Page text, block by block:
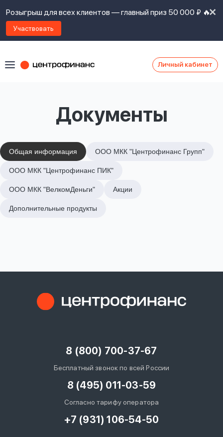
Розыгрыш для всех клиентов — главный приз 50 000 ₽ 🔥
Участвовать
Личный кабинет
Документы
Общая информация ООО МКК "Центрофинанс Групп"
ООО МКК "Центрофинанс ПИК"
ООО МКК "ВелкомДеньги" Акции
Дополнительные продукты
8 (800) 700-37-67
Бесплатный звонок по всей России
8 (495) 011-03-59
Согласно тарифу оператора
+7 (931) 106-54-50
Войти под другим номером
ознакомлен
предоставления
займов,
политикой
сайта,
согласие
обработку